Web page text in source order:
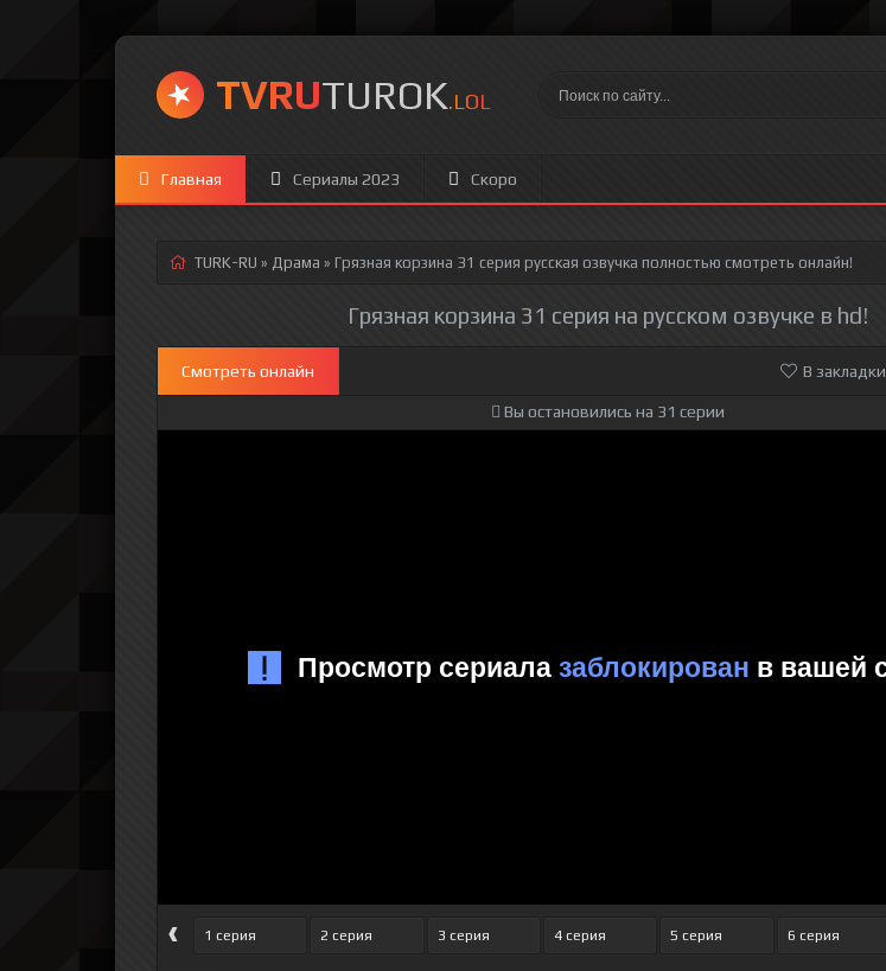
TVRUTUROK.LOL
Главная Сериалы 2023 Скоро
TURK-RU » Драма » Грязная корзина 31 серия русская озвучка полностью смотреть онлайн!
Грязная корзина 31 серия на русском озвучке в hd!
Смотреть онлайн В закладки
Вы остановились на 31 серии
‹ 1 серия 2 серия 3 серия 4 серия 5 серия 6 серия